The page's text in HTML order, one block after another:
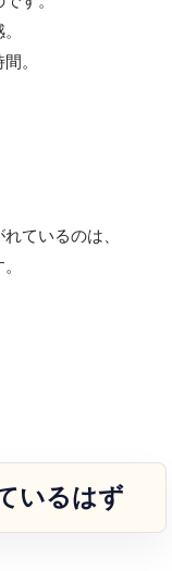
。
ているのは、
いるはず